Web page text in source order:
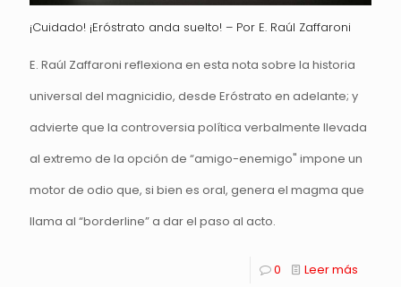
¡Cuidado! ¡Eróstrato anda suelto! – Por E. Raúl Zaffaroni
E. Raúl Zaffaroni reflexiona en esta nota sobre la historia
universal del magnicidio, desde Eróstrato en adelante; y
advierte que la controversia política verbalmente llevada
al extremo de la opción de “amigo-enemigo" impone un
motor de odio que, si bien es oral, genera el magma que
llama al “borderline” a dar el paso al acto.
0 Leer más